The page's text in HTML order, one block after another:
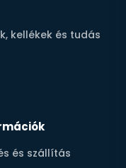
kellékek és tudás
és szállítás